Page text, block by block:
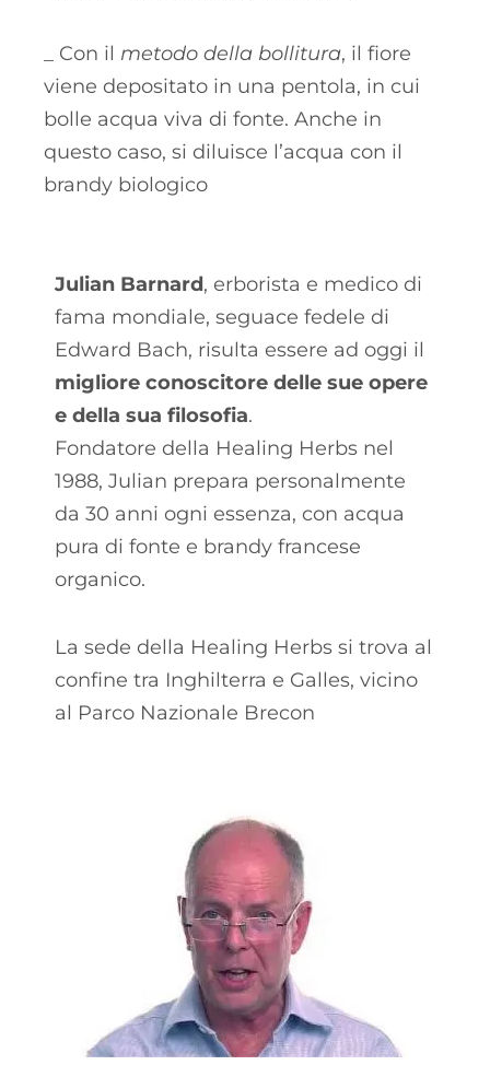
_ Con il metodo della bollitura, il fiore
viene depositato in una pentola, in cui
bolle acqua viva di fonte. Anche in
questo caso, si diluisce l’acqua con il
brandy biologico
Julian Barnard, erborista e medico di
fama mondiale, seguace fedele di
Edward Bach, risulta essere ad oggi il
migliore conoscitore delle sue opere
e della sua filosofia.
Fondatore della Healing Herbs nel
1988, Julian prepara personalmente
da 30 anni ogni essenza, con acqua
pura di fonte e brandy francese
organico.
La sede della Healing Herbs si trova al
confine tra Inghilterra e Galles, vicino
al Parco Nazionale Brecon